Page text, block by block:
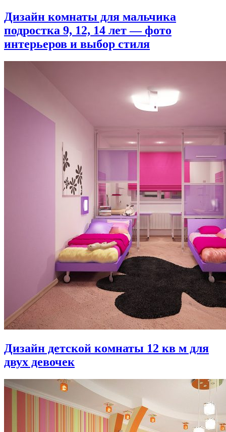
Дизайн комнаты для мальчика
подростка 9, 12, 14 лет — фото
интерьеров и выбор стиля
Дизайн детской комнаты 12 кв м для
двух девочек